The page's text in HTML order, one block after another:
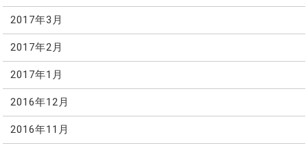
2017年3月
2017年2月
2017年1月
2016年12月
2016年11月